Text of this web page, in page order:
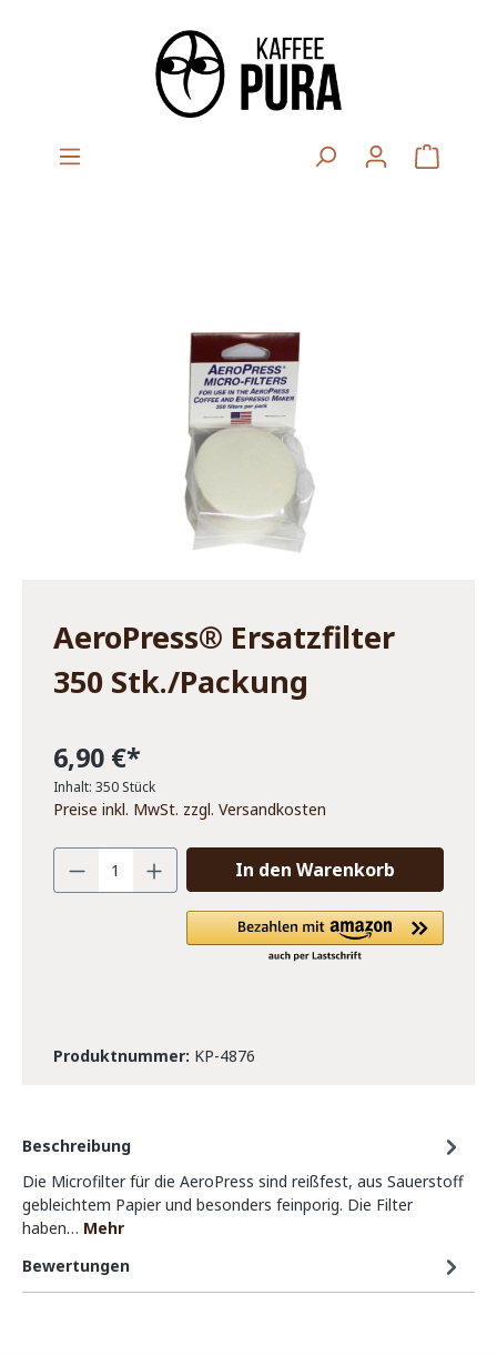
AeroPress® Ersatzfilter
350 Stk./Packung
6,90 €*
Inhalt: 350 Stück
Preise inkl. MwSt. zzgl. Versandkosten
In den Warenkorb
Produktnummer: KP-4876
Beschreibung
Die Microfilter für die AeroPress sind reißfest, aus Sauerstoff
gebleichtem Papier und besonders feinporig. Die Filter
haben… Mehr
Bewertungen